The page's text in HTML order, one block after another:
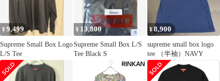
¥9,499
Supreme Small Box Logo
L/S Tee
¥ 13,800
Supreme Small Box L/S
Tee Black S
¥8,900
supreme small box logo
tee （半袖）NAVY